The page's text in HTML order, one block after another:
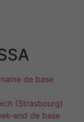
de base
(Strasbourg)
end de base